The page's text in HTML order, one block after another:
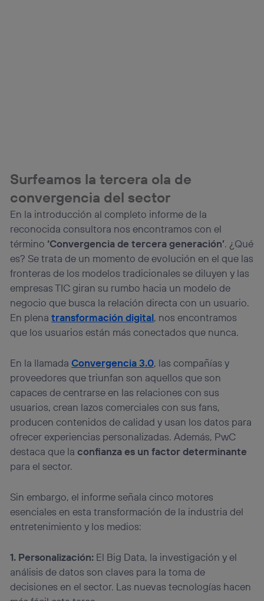
Surfeamos la tercera ola de
convergencia del sector
En la introducción al completo informe de la
reconocida consultora nos encontramos con el
término ‘Convergencia de tercera generación’. ¿Qué
es? Se trata de un momento de evolución en el que las
fronteras de los modelos tradicionales se diluyen y las
empresas TIC giran su rumbo hacia un modelo de
negocio que busca la relación directa con un usuario.
En plenatransformación digital, nos encontramos
que los usuarios están más conectados que nunca.
En la llamadaConvergencia 3.0, las compañías y
proveedores que triunfan son aquellos que son
capaces de centrarse en las relaciones con sus
usuarios, crean lazos comerciales con sus fans,
producen contenidos de calidad y usan los datos para
ofrecer experiencias personalizadas. Además, PwC
destaca que laconfianza es un factor determinante
para el sector.
Sin embargo, el informe señala cinco motores
esenciales en esta transformación de la industria del
entretenimiento y los medios:
1. Personalización: El Big Data, la investigación y el
análisis de datos son claves para la toma de
decisiones en el sector. Las nuevas tecnologías hacen